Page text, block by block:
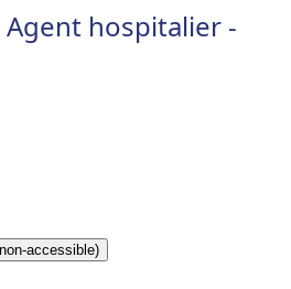
hospitalier -
accessible)